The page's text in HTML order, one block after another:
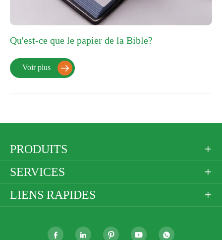
Qu'est-ce que le papier de la Bible?
Voir plus 
PRODUITS 
SERVICES 
LIENS RAPIDES 
    